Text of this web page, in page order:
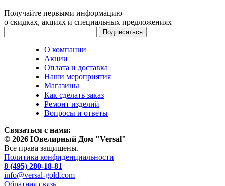
Получайте первыми информацию
о скидках, акциях и специальных предложениях
О компании
Акции
Оплата и доставка
Наши мероприятия
Магазины
Как сделать заказ
Ремонт изделий
Вопросы и ответы
Связаться с нами:
© 2026 Ювелирный Дом "Versal"
Все права защищены.
Политика конфиденциальности
8 (495) 280-18-81
info@versal-gold.com
Обратная связь